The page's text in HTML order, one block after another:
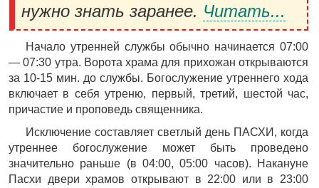
нужно знать заранее. Читать...
Начало утренней службы обычно начинается 07:00
— 07:30 утра. Ворота храма для прихожан открываются
за 10-15 мин. до службы. Богослужение утреннего хода
включает в себя утреню, первый, третий, шестой час,
причастие и проповедь священника.
Исключение составляет светлый день ПАСХИ, когда
утреннее богослужение может быть проведено
значительно раньше (в 04:00, 05:00 часов). Накануне
Пасхи двери храмов открывают в 22:00 или в 23:00